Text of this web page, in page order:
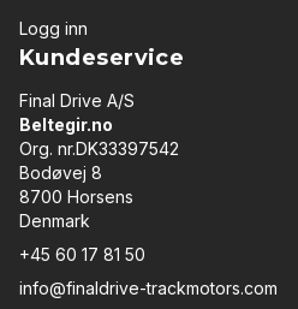
Logg inn
Kundeservice
Final Drive A/S
Beltegir.no
Org. nr.DK33397542
Bodøvej 8
8700 Horsens
Denmark
+45 60 17 81 50
info@finaldrive-trackmotors.com